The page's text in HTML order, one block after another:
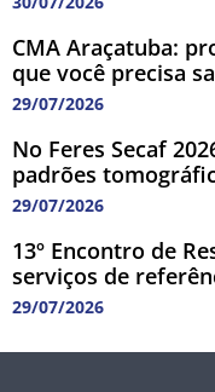
CMA Araçatuba:
que você precisa
29/07/2026
No Feres Secaf
padrões
29/07/2026
13º Encontro de
serviços de
29/07/2026